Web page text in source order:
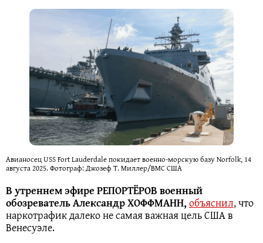
Авианосец USS Fort Lauderdale покидает военно-морскую базу Norfolk, 14
августа 2025. Фотограф: Джозеф Т. Миллер/ВМС США
В утреннем эфире РЕПОРТЁРОВ военный
обозреватель Александр ХОФФМАНН,объяснил, что
наркотрафик далеко не самая важная цель США в
Венесуэле.